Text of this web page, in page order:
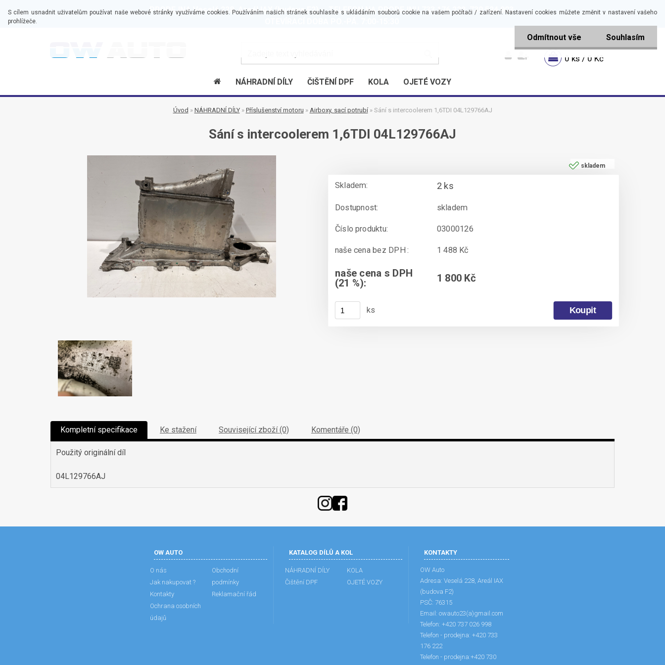
S cílem usnadnit uživatelům používat naše webové stránky využíváme cookies. Používáním našich stránek souhlasíte s ukládáním souborů cookie na vašem počítači / zařízení. Nastavení cookies můžete změnit v nastavení vašeho
prohlížeče.
Odmítnout vše Souhlasím
PRODEJNA Veselá 228, Areál IAX (budova F2) TELEFON NA PRODEJNU 733 176 222, 730 524 903
0 ks / 0 Kč
NÁHRADNÍ DÍLY ČIŠTĚNÍ DPF KOLA OJETÉ VOZY
Úvod » NÁHRADNÍ DÍLY » Příslušenství motoru » Airboxy, sací potrubí » Sání s intercoolerem 1,6TDI 04L129766AJ
Sání s intercoolerem 1,6TDI 04L129766AJ
skladem
Skladem: 2 ks
Dostupnost: skladem
Číslo produktu: 03000126
naše cena bez DPH : 1 488 Kč
naše cena s DPH
(21 %): 1 800 Kč
ks
Kompletní specifikace Ke stažení Související zboží (0) Komentáře (0)
Použitý originální díl
04L129766AJ
OW AUTO
O nás
Jak nakupovat ?
Kontakty
Ochrana osobních
údajů
Obchodní
podmínky
Reklamační řád
KATALOG DÍLŮ A KOL
NÁHRADNÍ DÍLY
Čištění DPF
KOLA
OJETÉ VOZY
KONTAKTY
OW Auto
Adresa: Veselá 228, Areál IAX
(budova F2)
PSČ: 76315
Email: owauto23(a)gmail.com
Telefon: +420 737 026 998
Telefon - prodejna: +420 733
176 222
Telefon - prodejna:+420 730